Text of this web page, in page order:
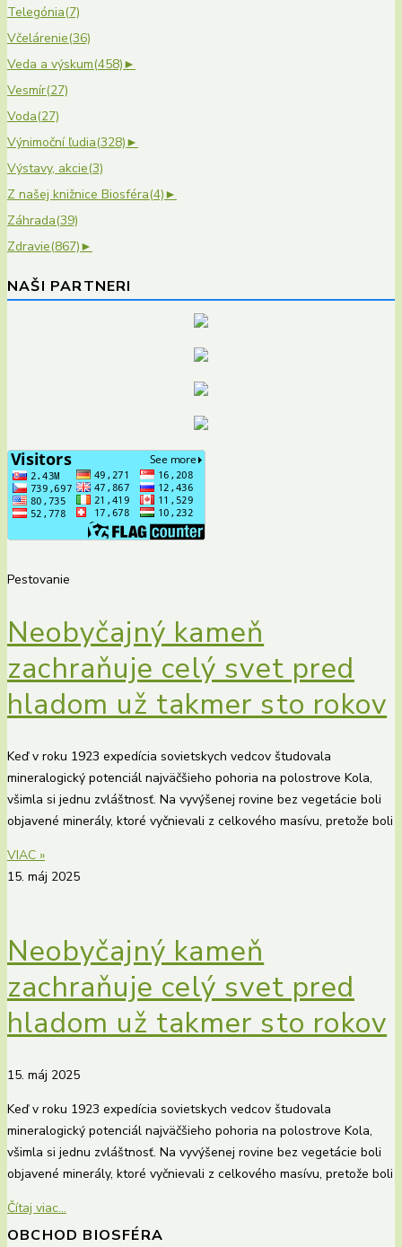
Telegónia(7)
Včelárenie(36)
Veda a výskum(458)►
Vesmír(27)
Voda(27)
Výnimoční ľudia(328)►
Výstavy, akcie(3)
Z našej knižnice Biosféra(4)►
Záhrada(39)
Zdravie(867)►
NAŠI PARTNERI
Pestovanie
Neobyčajný kameň
zachraňuje celý svet pred
hladom už takmer sto rokov
Keď v roku 1923 expedícia sovietskych vedcov študovala
mineralogický potenciál najväčšieho pohoria na polostrove Kola,
všimla si jednu zvláštnosť. Na vyvýšenej rovine bez vegetácie boli
objavené minerály, ktoré vyčnievali z celkového masívu, pretože boli
VIAC »
15. máj 2025
Neobyčajný kameň
zachraňuje celý svet pred
hladom už takmer sto rokov
15. máj 2025
Keď v roku 1923 expedícia sovietskych vedcov študovala
mineralogický potenciál najväčšieho pohoria na polostrove Kola,
všimla si jednu zvláštnosť. Na vyvýšenej rovine bez vegetácie boli
objavené minerály, ktoré vyčnievali z celkového masívu, pretože boli
Čítaj viac...
OBCHOD BIOSFÉRA